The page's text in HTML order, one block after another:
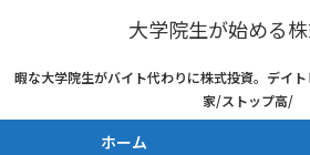
大学院生が始める
暇な大学院生がバイト代わりに株式投資。デイ
家/ストップ高/
ホーム